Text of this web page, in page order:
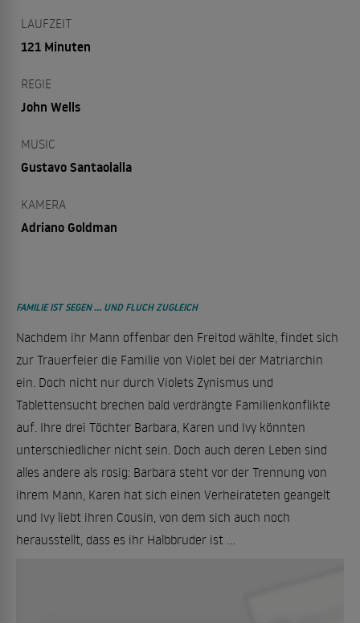
LAUFZEIT
121 Minuten
REGIE
John Wells
MUSIC
Gustavo Santaolalla
KAMERA
Adriano Goldman
FAMILIE IST SEGEN ... UND FLUCH ZUGLEICH
Nachdem ihr Mann offenbar den Freitod wählte, findet sich
zur Trauerfeier die Familie von Violet bei der Matriarchin
ein. Doch nicht nur durch Violets Zynismus und
Tablettensucht brechen bald verdrängte Familienkonflikte
auf. Ihre drei Töchter Barbara, Karen und Ivy könnten
unterschiedlicher nicht sein. Doch auch deren Leben sind
alles andere als rosig: Barbara steht vor der Trennung von
ihrem Mann, Karen hat sich einen Verheirateten geangelt
und Ivy liebt ihren Cousin, von dem sich auch noch
herausstellt, dass es ihr Halbbruder ist ...